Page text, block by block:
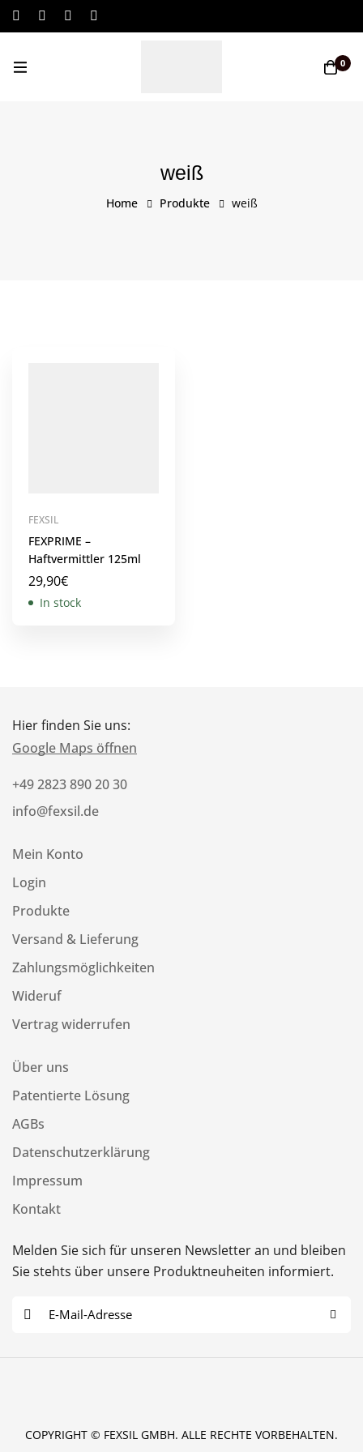
0
weiß
Home Produkte weiß
FEXSIL
FEXPRIME –
Haftvermittler 125ml
29,90€
In stock
Hier finden Sie uns:
Google Maps öffnen
+49 2823 890 20 30
info@fexsil.de
Mein Konto
Login
Produkte
Versand & Lieferung
Zahlungsmöglichkeiten
Wideruf
Vertrag widerrufen
Über uns
Patentierte Lösung
AGBs
Datenschutzerklärung
Impressum
Kontakt
Melden Sie sich für unseren Newsletter an und bleiben
Sie stehts über unsere Produktneuheiten informiert.
COPYRIGHT © FEXSIL GMBH. ALLE RECHTE VORBEHALTEN.